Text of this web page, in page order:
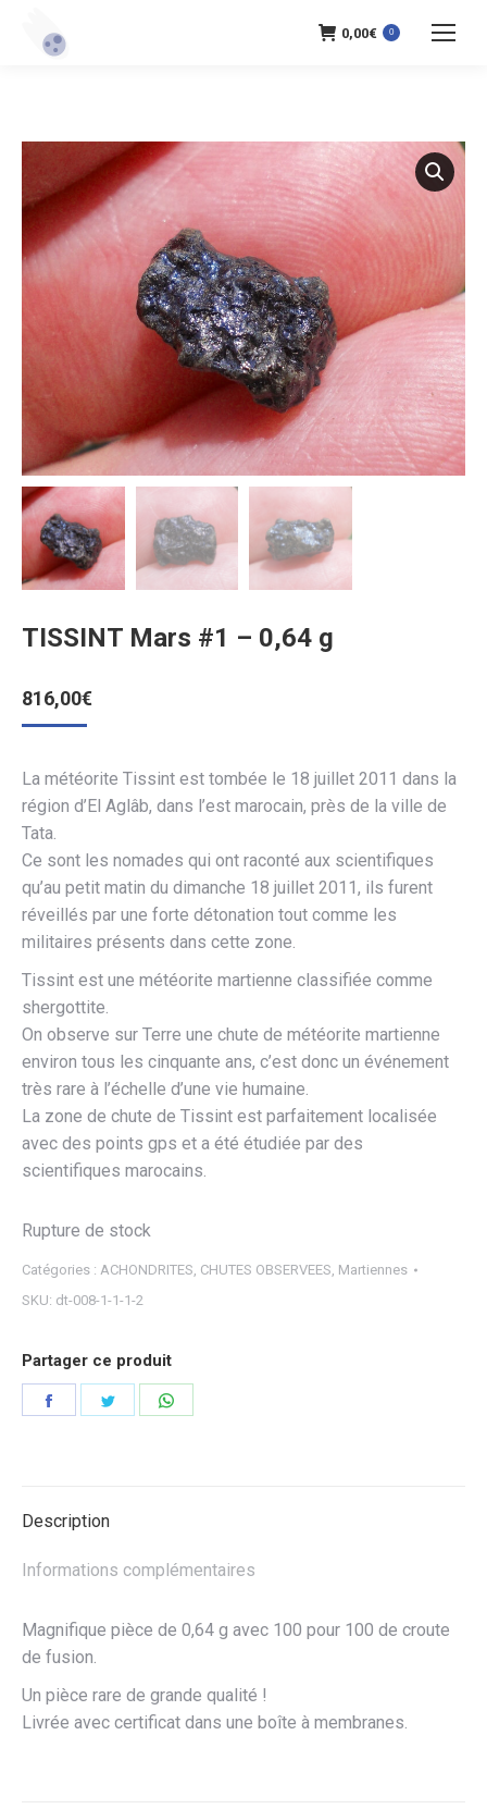
0,00€ 0
TISSINT Mars #1 – 0,64 g
816,00€
La météorite Tissint est tombée le 18 juillet 2011 dans la
région d’El Aglâb, dans l’est marocain, près de la ville de
Tata.
Ce sont les nomades qui ont raconté aux scientifiques
qu’au petit matin du dimanche 18 juillet 2011, ils furent
réveillés par une forte détonation tout comme les
militaires présents dans cette zone.
Tissint est une météorite martienne classifiée comme
shergottite.
On observe sur Terre une chute de météorite martienne
environ tous les cinquante ans, c’est donc un événement
très rare à l’échelle d’une vie humaine.
La zone de chute de Tissint est parfaitement localisée
avec des points gps et a été étudiée par des
scientifiques marocains.
Rupture de stock
Catégories : ACHONDRITES CHUTES OBSERVEES Martiennes
SKU: dt-008-1-1-1-2
Partager ce produit
Partager Partager
Description
Informations complémentaires
Magnifique pièce de 0,64 g avec 100 pour 100 de croute
de fusion.
Un pièce rare de grande qualité !
Livrée avec certificat dans une boîte à membranes.